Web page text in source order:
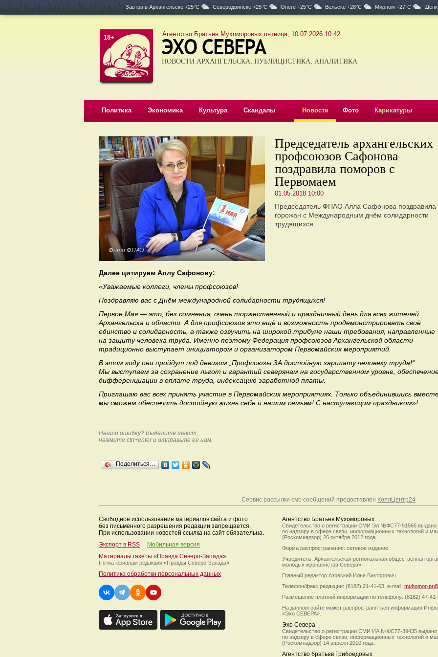
Завтра в Архангельске +25°C Северодвинске +25°C Онеге +25°C Вельске +28°C Мирном +27°C
18+ Агентство Братьев Мухоморовых,пятница, 10.07.2026 10:42
НОВОСТИ АРХАНГЕЛЬСКА, ПУБЛИЦИСТИКА, АНАЛИТИКА
Политика Экономика Культура Скандалы Новости Фото Карикатуры
Фото ФПАО.
Председатель архангельских
профсоюзов Сафонова
поздравила поморов с
Первомаем
01.05.2018 10:00
Председатель ФПАО Алла Сафонова поздравила
горожан с Международным днём солидарности
трудящихся.
Далее цитируем Аллу Сафонову:
«Уважаемые коллеги, члены профсоюзов!
Поздравляю вас с Днём международной солидарности трудящихся!
Первое Мая — это, без сомнения, очень торжественный и праздничный день для всех жителей
Архангельска и области. А для профсоюзов это ещё и возможность продемонстрировать своё
единство и солидарность, а также озвучить на широкой трибуне наши требования, направленные
на защиту человека труда. Именно поэтому Федерация профсоюзов Архангельской области
традиционно выступает инициатором и организатором Первомайских мероприятий.
В этом году они пройдут под девизом „Профсоюзы ЗА достойную зарплату человеку труда!“
Мы выступаем за сохранение льгот и гарантий северянам на государственном уровне,
дифференциации в оплате труда, индексацию заработной платы.
Приглашаю вас всех принять участие в Первомайских мероприятиях. Только объединившись
мы сможем обеспечить достойную жизнь себе и нашим семьям! С наступающим праздником»!
Нашли ошибку? Выделите текст,
нажмите ctrl+enter и отправьте ее нам.
Поделиться…
Сервис рассылки смс-сообщений предоставлен КоллЦентр24
Свободное использование материалов сайта и фото
без письменного разрешения редакции запрещается.
При использовании новостей ссылка на сайт обязательна.
Экспорт в RSS
Мобильная версия
Материалы газеты «Правда Северо-Запада»
По материалам редакции «Правды Северо-Запада».
Политика обработки персональных данных
Агентство Братьев Мухоморовых
Свидетельство о регистрации СМИ Эл №ФС77-51565 выдано
по надзору в сфере связи, информационных технологий и
(Роскомнадзор) 26 октября 2012 года.
Форма распространения: сетевое издание.
Учредитель: Архангельская региональная общественная
молодых журналистов Севера».
Главный редактор Азовский Илья Викторович.
Телефон/факс редакции: (8182) 21-41-03, e-mail: muhomor-
Размещение платной информации по телефону: (8182) 47-
На данном сайте может распространяться информация
«Эхо СЕВЕРА».
Эхо Севера
Свидетельство о регистрации СМИ ИА №ФС77-39435 выдано
по надзору в сфере связи, информационных технологий и
(Роскомнадзор) 14 апреля 2010 года.
Агентство братьев Грибоедовых